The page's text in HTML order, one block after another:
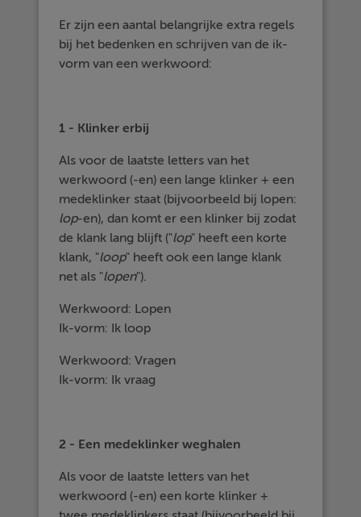
Er zijn een aantal belangrijke extra regels
bij het bedenken en schrijven van de ik-
vorm van een werkwoord:
1 - Klinker erbij
Als voor de laatste letters van het
werkwoord (-en) een lange klinker + een
medeklinker staat (bijvoorbeeld bij lopen:
lop-en), dan komt er een klinker bij zodat
de klank lang blijft ("lop" heeft een korte
klank, "loop" heeft ook een lange klank
net als "lopen").
Werkwoord: Lopen
Ik-vorm: Ik loop
Werkwoord: Vragen
Ik-vorm: Ik vraag
2 - Een medeklinker weghalen
Als voor de laatste letters van het
werkwoord (-en) een korte klinker +